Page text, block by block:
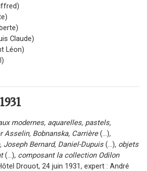
Claude)
Léon)
modernes, aquarelles, pastels,
Asselin, Bobnanska, Carrière(...),
Joseph Bernard, Daniel-Dupuis (...), objets
(...), composant la collection Odilon
Drouot, 24 juin 1931, expert : André